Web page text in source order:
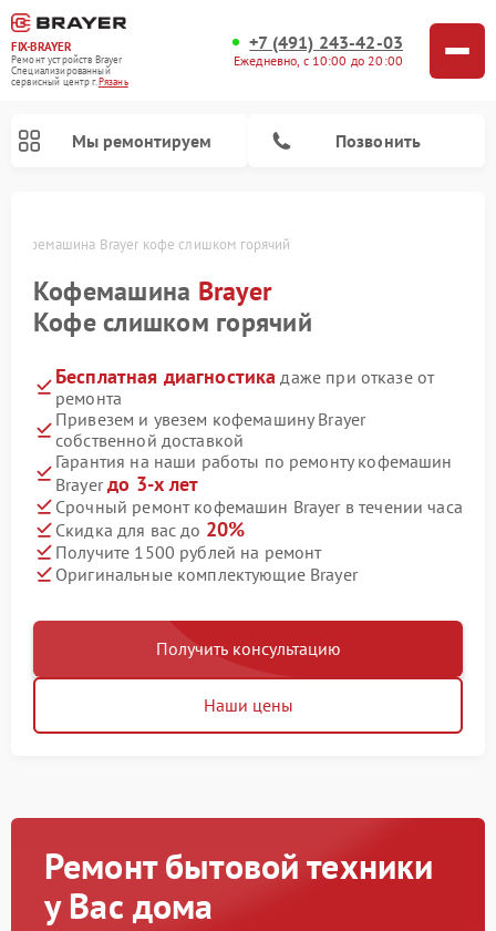
FIX-BRAYER
Ремонт устройств Brayer
Специализированный
cервисный центр г.Рязань
+7 (491) 243-42-03
Ежедневно, с 10:00 до 20:00
Мы ремонтируем Позвонить
Кофемашина Brayer кофе слишком горячий
Кофемашина Brayer
Кофе слишком горячий
Бесплатная диагностика даже при отказе от
ремонта
Привезем и увезем кофемашину Brayer
собственной доставкой
Гарантия на наши работы по ремонту кофемашин
Brayerдо 3-х лет
Срочный ремонт кофемашин Brayer в течении часа
Скидка для вас до 20%
Получите 1500 рублей на ремонт
Оригинальные комплектующие Brayer
Получить консультацию
Наши цены
Ремонт бытовой техники
у Вас дома